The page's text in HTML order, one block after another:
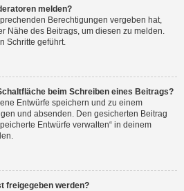
melden?
Berechtigungen vergeben hat,
Nähe des Beitrags, um diesen zu melden.
Schritte geführt.
beim Schreiben eines Beitrags?
Entwürfe speichern und zu einem
und absenden. Den gesicherten Beitrag
Entwürfe verwalten“ in deinem
freigegeben werden?